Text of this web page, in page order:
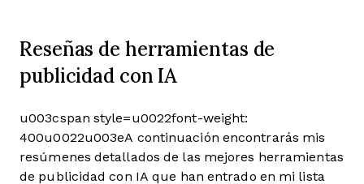
Reseñas de herramientas de
publicidad con IA
u003cspan style=u0022font-weight:
400u0022u003eA continuación encontrarás mis
resúmenes detallados de las mejores herramientas
de publicidad con IA que han entrado en mi lista